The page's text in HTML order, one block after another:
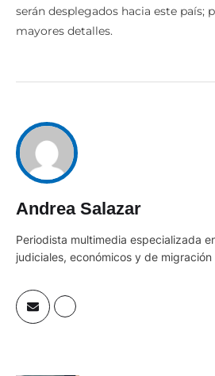
serán desplegados hacia este país;
mayores detalles.
Andrea Salazar
Periodista multimedia especializada
judiciales, económicos y de